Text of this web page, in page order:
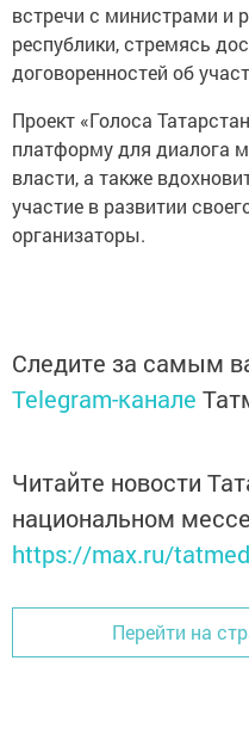
встречи с министрами и
республики, стремясь
договоренностей об
Проект «Голоса
платформу для диалога
власти, а также
участие в развитии
организаторы.
Следите за самым
Telegram-канале
Читайте новости
национальном
https://max.ru/
Перейти на